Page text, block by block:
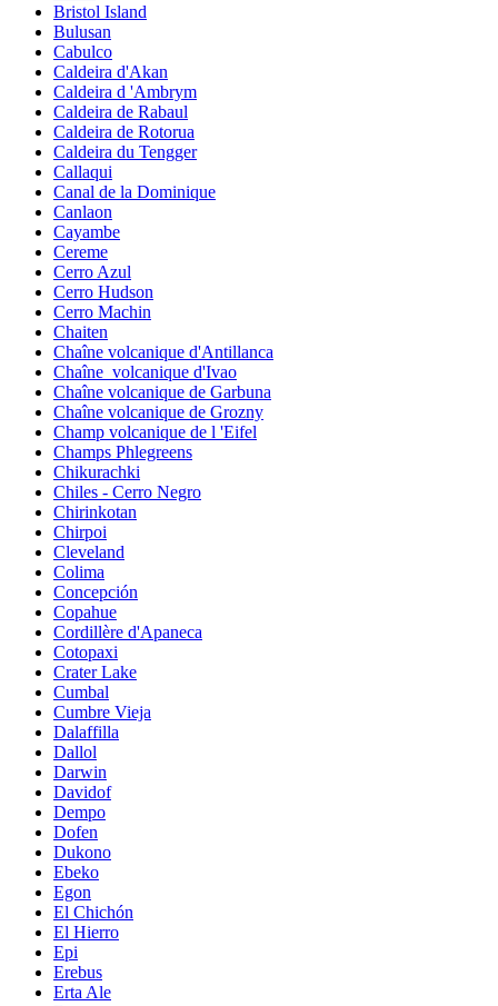
Bristol Island
Bulusan
Cabulco
Caldeira d'Akan
Caldeira d 'Ambrym
Caldeira de Rabaul
Caldeira de Rotorua
Caldeira du Tengger
Callaqui
Canal de la Dominique
Canlaon
Cayambe
Cereme
Cerro Azul
Cerro Hudson
Cerro Machin
Chaiten
Chaîne volcanique d'Antillanca
Chaîne_volcanique d'Ivao
Chaîne volcanique de Garbuna
Chaîne volcanique de Grozny
Champ volcanique de l 'Eifel
Champs Phlegreens
Chikurachki
Chiles - Cerro Negro
Chirinkotan
Chirpoi
Cleveland
Colima
Concepción
Copahue
Cordillère d'Apaneca
Cotopaxi
Crater Lake
Cumbal
Cumbre Vieja
Dalaffilla
Dallol
Darwin
Davidof
Dempo
Dofen
Dukono
Ebeko
Egon
El Chichón
El Hierro
Epi
Erebus
Erta Ale